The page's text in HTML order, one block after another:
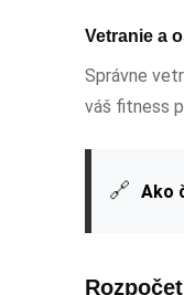
Vetranie a
Správne
váš fitness
🔗 Ako